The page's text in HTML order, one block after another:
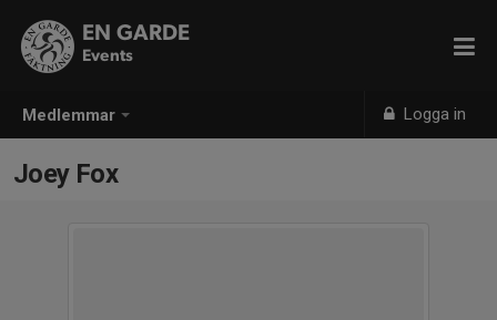
Medlemmar Logga in
EN GARDE
Events
Joey Fox